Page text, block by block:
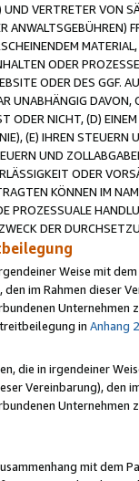
UND VERTRETER VON
ODER
ODER DES GGF.
UNABHÄNGIG
ODER NICHT, (D)
(E) IHREN
UND
ODER
KÖNNEN IM
PROZESSUALE
DER
Weise mit
im Rahmen dieser
in Anhang 2
die in irgendeiner
Vereinbarung), den
mit dem